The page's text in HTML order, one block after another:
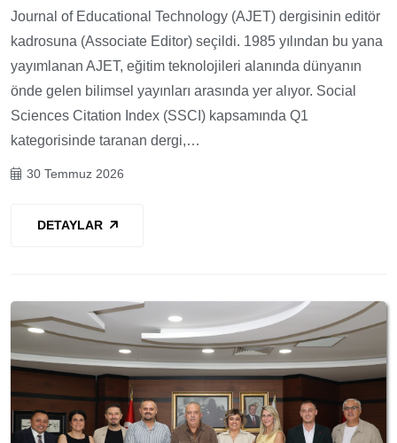
Journal of Educational Technology (AJET) dergisinin editör
kadrosuna (Associate Editor) seçildi. 1985 yılından bu yana
yayımlanan AJET, eğitim teknolojileri alanında dünyanın
önde gelen bilimsel yayınları arasında yer alıyor. Social
Sciences Citation Index (SSCI) kapsamında Q1
kategorisinde taranan dergi,…
30 Temmuz 2026
DETAYLAR